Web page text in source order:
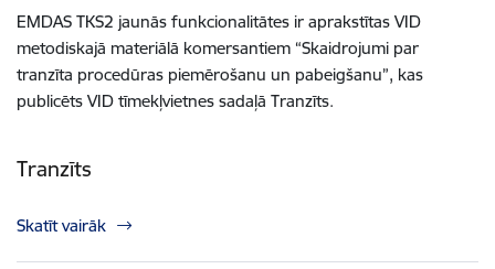
EMDAS TKS2 jaunās funkcionalitātes ir aprakstītas VID
metodiskajā materiālā komersantiem “Skaidrojumi par
tranzīta procedūras piemērošanu un pabeigšanu”, kas
publicēts VID tīmekļvietnes sadaļā Tranzīts.
Tranzīts
Skatīt vairāk